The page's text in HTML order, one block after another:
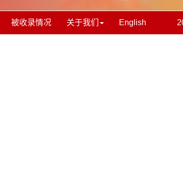
被收录情况 关于我们 English